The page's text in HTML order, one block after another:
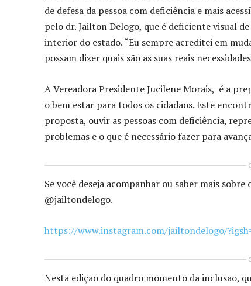
de defesa da pessoa com deficiência e mais
pelo dr. Jailton Delogo, que é deficiente visual
interior do estado. “Eu sempre acreditei em
possam dizer quais são as suas reais
A Vereadora Presidente Jucilene Morais, é a
o bem estar para todos os cidadãos. Este
proposta, ouvir as pessoas com deficiência,
problemas e o que é necessário fazer para
Se você deseja acompanhar ou saber mais
@jailtondelogo.
https://www.instagram.com/jailtondelogo/
Nesta edição do quadro momento da inclusão,